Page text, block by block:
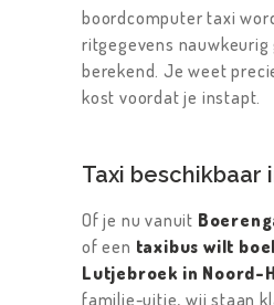
boordcomputer taxi
ritgegevens
berekend. Je weet
kost voordat je instapt.
Taxi beschikbaar
Of je nu vanuit
of een taxibus wilt
Lutjebroek in Noord-
familie-uitje, wij staan